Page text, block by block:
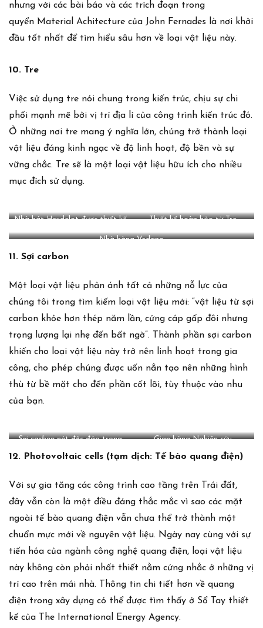
nhưng với các bài báo và các trích đoạn trong
quyển Material Achitecture của John Fernades là nơi khởi
đầu tốt nhất để tìm hiểu sâu hơn về loại vật liệu này.
10. Tre
Việc sử dụng tre nói chung trong kiến trúc, chịu sự chi
phối mạnh mẽ bởi vị trí địa lí của công trình kiến trúc đó.
Ở những nơi tre mang ý nghĩa lớn, chúng trở thành loại
vật liệu đáng kinh ngạc về độ linh hoạt, độ bền và sự
vững chắc. Tre sẽ là một loại vật liệu hữu ích cho nhiều
mục đích sử dụng.
Nhà hát Hardelot được thiết kế
bởi studio Andrew Todd
Thiết kế hoàn hảo từ Tre
Nhà hàng Vedana
11. Sợi carbon
Một loại vật liệu phản ánh tất cả những nỗ lực của
chúng tôi trong tìm kiếm loại vật liệu mới: “vật liệu từ sợi
carbon khỏe hơn thép năm lần, cứng cáp gấp đôi nhưng
trọng lượng lại nhẹ đến bất ngờ”. Thành phần sợi carbon
khiến cho loại vật liệu này trở nên linh hoạt trong gia
công, cho phép chúng được uốn nắn tạo nên những hình
thù từ bề mặt cho đến phần cốt lõi, tùy thuộc vào nhu
của bạn.
Sợi carbonnét độc đáo trong
kiến trúc
Gian hàng Nghiên cứu
ICD/ITKE 2014-15 của Đại học
12. Photovoltaic cells (tạm dịch: Tế bào quang điện)
Với sự gia tăng các công trình cao tầng trên Trái đất,
đây vẫn còn là một điều đáng thắc mắc vì sao các mặt
ngoài tế bào quang điện vẫn chưa thể trở thành một
chuẩn mực mới về nguyên vật liệu. Ngày nay cùng với sự
tiến hóa của ngành công nghệ quang điện, loại vật liệu
này không còn phải nhất thiết nằm cứng nhắc ở những vị
trí cao trên mái nhà. Thông tin chi tiết hơn về quang
điện trong xây dựng có thể được tìm thấy ở Sổ Tay thiết
kế của
The International Energy Agency.